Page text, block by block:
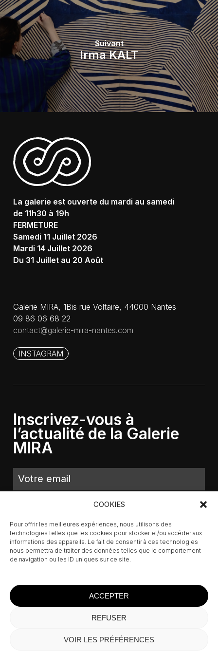
COOKIES
Pour offrir les meilleures expériences, nous utilisons des
technologies telles que les cookies pour stocker et/ou accéder aux
informations des appareils. Le fait de consentir à ces technologies
nous permettra de traiter des données telles que le comportement
de navigation ou les ID uniques sur ce site.
ACCEPTER
REFUSER
VOIR LES PRÉFÉRENCES
Suivant
Irma KALT
La galerie est ouverte du mardi au samedi
de 11h30 à 19h
FERMETURE
Samedi 11 Juillet 2026
Mardi 14 Juillet 2026
Du 31 Juillet au 20 Août
Galerie MIRA, 1Bis rue Voltaire, 44000 Nantes
09 86 06 68 22
contact@galerie-mira-nantes.com
INSTAGRAM
Inscrivez-vous à
l’actualité de la Galerie
MIRA